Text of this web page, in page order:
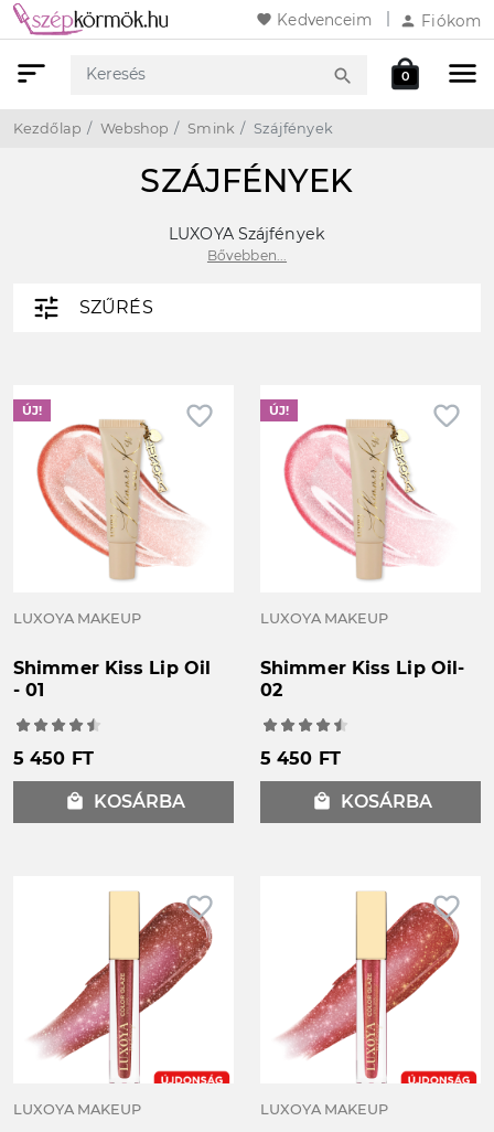
favorite Kedvenceim person Fiókom
menu
sort
Webshop
search
Keresés
local_mall
Kosár
0
Kezdőlap Webshop Smink Szájfények
SZÁJFÉNYEK
LUXOYA Szájfények
Bővebben...
tune SZŰRÉS
favorite_border
ÚJ!
LUXOYA MAKEUP
Shimmer Kiss Lip Oil
- 01
5 450 FT
local_mall KOSÁRBA
favorite_border
ÚJ!
LUXOYA MAKEUP
Shimmer Kiss Lip Oil-
02
5 450 FT
local_mall KOSÁRBA
favorite_border
LUXOYA MAKEUP
favorite_border
LUXOYA MAKEUP